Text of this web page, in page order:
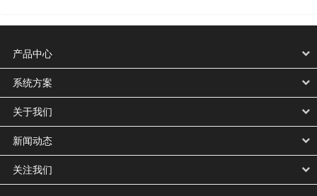
产品中心
系统方案
关于我们
新闻动态
关注我们